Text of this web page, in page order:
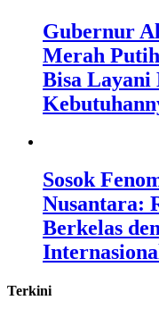
Gubernur
Merah
Bisa Layani
Sosok
Nusantara:
Berkelas
Terkini